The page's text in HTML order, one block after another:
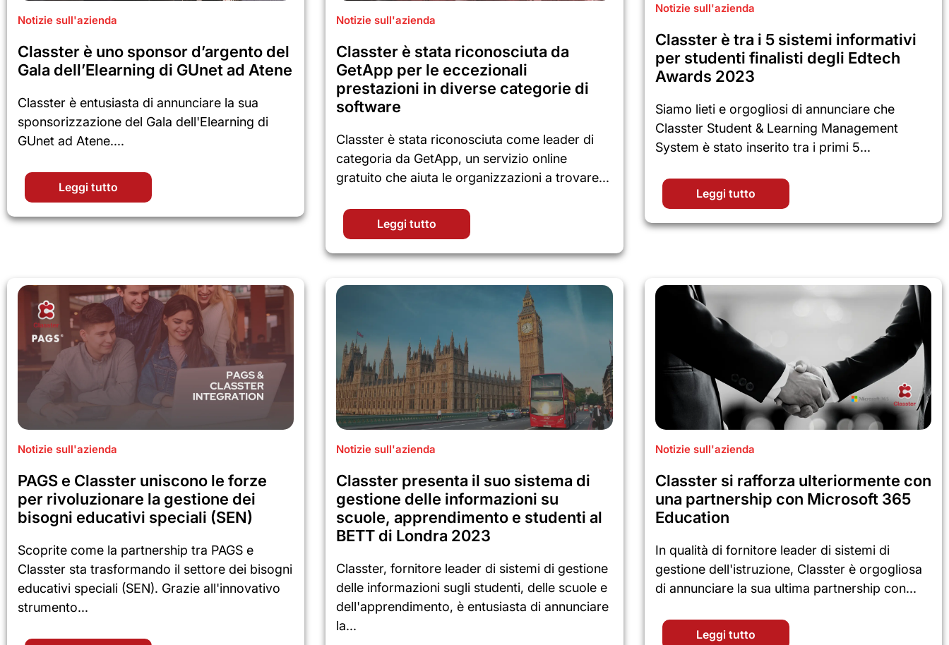
Notizie sull'azienda
Classter è uno sponsor d’argento del
Gala dell’Elearning di GUnet ad Atene
Classter è entusiasta di annunciare la sua
sponsorizzazione del Gala dell'Elearning di
GUnet ad Atene....
Leggi tutto
Notizie sull'azienda
Classter è stata riconosciuta da
GetApp per le eccezionali
prestazioni in diverse categorie di
software
Classter è stata riconosciuta come leader di
categoria da GetApp, un servizio online
gratuito che aiuta le organizzazioni a trovare...
Leggi tutto
Notizie sull'azienda
Classter è tra i 5 sistemi informativi
per studenti finalisti degli Edtech
Awards 2023
Siamo lieti e orgogliosi di annunciare che
Classter Student & Learning Management
System è stato inserito tra i primi 5...
Leggi tutto
Notizie sull'azienda
PAGS e Classter uniscono le forze
per rivoluzionare la gestione dei
bisogni educativi speciali (SEN)
Scoprite come la partnership tra PAGS e
Classter sta trasformando il settore dei bisogni
educativi speciali (SEN). Grazie all'innovativo
strumento...
Notizie sull'azienda
Classter presenta il suo sistema di
gestione delle informazioni su
scuole, apprendimento e studenti al
BETT di Londra 2023
Classter, fornitore leader di sistemi di gestione
delle informazioni sugli studenti, delle scuole e
dell'apprendimento, è entusiasta di annunciare
la...
Notizie sull'azienda
Classter si rafforza ulteriormente con
una partnership con Microsoft 365
Education
In qualità di fornitore leader di sistemi di
gestione dell'istruzione, Classter è orgogliosa
di annunciare la sua ultima partnership con...
Leggi tutto